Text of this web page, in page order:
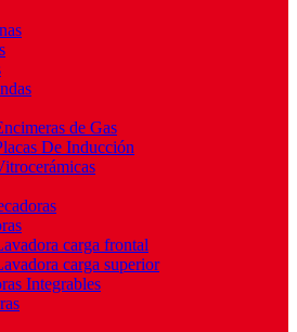
de Gas
De Inducción
carga frontal
carga superior
Integrables